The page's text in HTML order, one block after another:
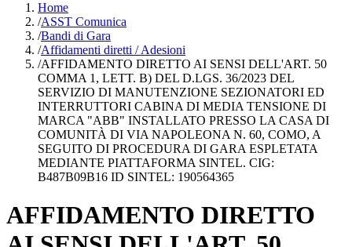
Home
/ASST Comunica
/Bandi di Gara
/Affidamenti diretti / Adesioni
/AFFIDAMENTO DIRETTO AI SENSI DELL'ART. 50
COMMA 1, LETT. B) DEL D.LGS. 36/2023 DEL
SERVIZIO DI MANUTENZIONE SEZIONATORI ED
INTERRUTTORI CABINA DI MEDIA TENSIONE DI
MARCA "ABB" INSTALLATO PRESSO LA CASA DI
COMUNITÀ DI VIA NAPOLEONA N. 60, COMO, A
SEGUITO DI PROCEDURA DI GARA ESPLETATA
MEDIANTE PIATTAFORMA SINTEL. CIG:
B487B09B16 ID SINTEL: 190564365
AFFIDAMENTO DIRETTO